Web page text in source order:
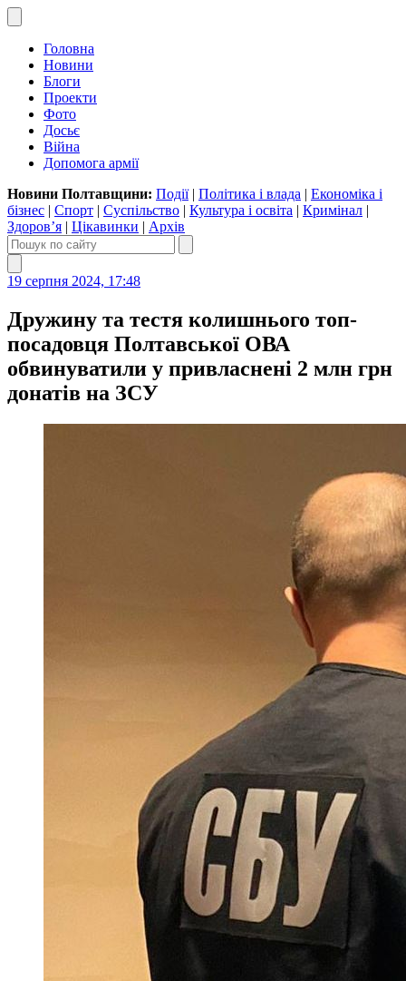
Головна
Новини
Блоги
Проекти
Фото
Досьє
Війна
Допомога армії
Новини Полтавщини: Події| Політика і влада | Економіка і
бізнес | Спорт | Суспільство | Культура і освіта | Кримінал |
Здоров’я | Цікавинки | Архів
19 серпня 2024, 17:48
Дружину та тестя колишнього топ-
посадовця Полтавської ОВА
обвинуватили у привласнені 2 млн грн
донатів на ЗСУ